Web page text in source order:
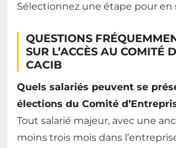
Sélectionnez une étape pour en
QUESTIONS
SUR L’ACCÈS AU COMITÉ
CACIB
Quels salariés peuvent se
élections du Comité
Tout salarié majeur, avec une
moins trois mois dans